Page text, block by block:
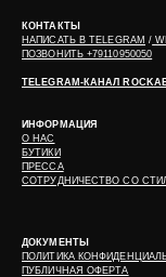
КОНТАКТЫ
НАПИСАТЬ ВTELEGRAM /
ПОЗВОНИТЬ +79110950050
TELEGRAM-КАНАЛ
ИНФОРМАЦИЯ
О НАС
БУТИКИ
ПРЕССА
СОТРУДНИЧЕСТВО СО
ДОКУМЕНТЫ
ПОЛИТИКА
ПУБЛИЧНАЯ ОФЕРТА